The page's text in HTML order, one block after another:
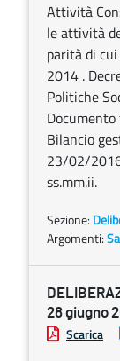
Attività
le attività
parità di
2014 .
Politiche
Bilancio
23/02/
ss.mm.ii.
Sezione:
Argomenti:
28 giugno
Scarica